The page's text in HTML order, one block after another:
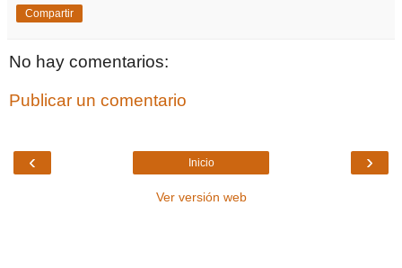
Compartir
No hay comentarios:
Publicar un comentario
‹ ›
Inicio
Ver versión web